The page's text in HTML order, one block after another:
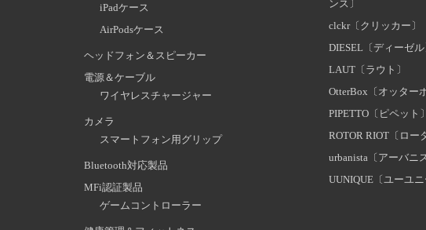
iPadケース
AirPodsケース
ヘッドフォン＆スピーカー
電源＆ケーブル
ワイヤレスチャージャー
カメラ
スマートフォン用グリップ
Bluetooth対応製品
MFi認証製品
ゲームコントローラー
ンス〕
clckr〔クリッカー〕
DIESEL〔ディーゼル
LAUT〔ラウト〕
OtterBox〔オッター
PIPETTO〔ピペット〕
ROTOR RIOT〔ロー
urbanista〔アーバニ
UUNIQUE〔ユーユニ